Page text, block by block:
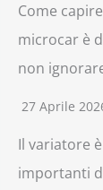
Come
microcar è
non
27 Aprile
Il variatore
importanti